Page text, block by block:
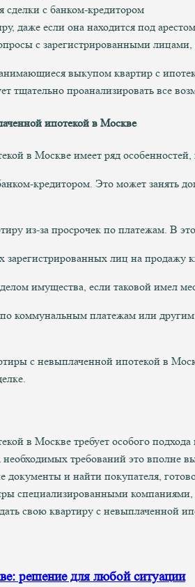
сделки с банком-кредитором
даже если она находится под
с зарегистрированными
выкупом квартир с
тщательно проанализировать все
ипотекой в Москве
в Москве имеет ряд
кредитором. Это может занять
из-за просрочек по платежам. В
зарегистрированных лиц на продажу
имущества, если таковой имел
коммунальным платежам или другим
с невыплаченной ипотекой в
в Москве требует особого
требований это вполне
документы и найти покупателя,
специализированными
свою квартиру с невыплаченной
решение для любой ситуации